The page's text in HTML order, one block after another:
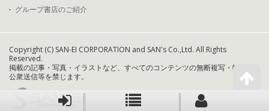
グループ書店のご紹介
Copyright (C) SAN-EI CORPORATION and SAN's Co.,Ltd. All Rights
Reserved.
掲載の記事・写真・イラストなど、すべてのコンテンツの無断複写・転載・
公衆送信等を禁じます。